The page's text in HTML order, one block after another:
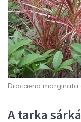
Dracaena
A tarka